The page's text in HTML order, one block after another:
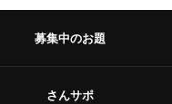
募集中のお題
さんサポ